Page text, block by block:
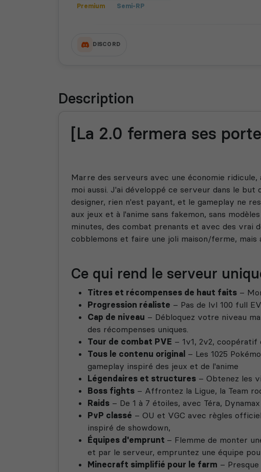
Premium
Semi-RP
DISCORD
Description
[La 2.0 fermera ses
Marre des serveurs avec une économie
moi aussi. J'ai développé ce serveur dans le
designer, rien n'est payant, et le gameplay ne
aux jeux et à l'anime sans fakemon, sans
minutes, des combat prenants et avec des vrai
cobblemons et faire une joli maison/ferme,
Ce qui rend le serveur
Titres et récompenses de haut faits –
Progression réaliste – Pas de lvl 100 full
Cap de niveau – Débloquez votre niveau
des récompenses uniques.
Tour de combat PVE – 1v1, 2v2,
Tous le contenu original – Les 1025
gameplay inspiré des jeux et de l'anime
Légendaires et structures – Obtenez les
Boss fights – Affrontez la Ligue, la Team
Raids – De 1 à 7 étoiles, avec Téra,
PvP classé – OU et VGC avec règles
inspiré de showdown,
Équipes d'emprunt – Flemme de monter
et par le serveur, empruntez une équipe
Minecraft simplifié pour le farm –